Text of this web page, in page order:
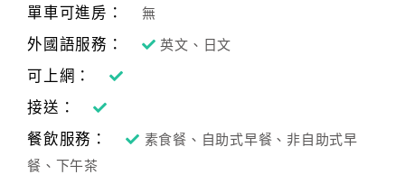
單車可進房：
無
外國語服務： 英文、日文
可上網：
接送：
餐飲服務：
素食餐、自助式早餐、非自助式早
餐、下午茶